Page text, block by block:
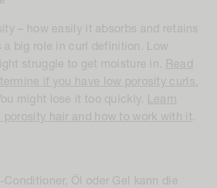
– how easily it absorbs and retains
a big role in curl definition. Low
struggle to get moisture in. Read
if you have low porosity curls.
might lose it too quickly. Learn
porosity hair and how to work with it.
Öl oder Gel kann die